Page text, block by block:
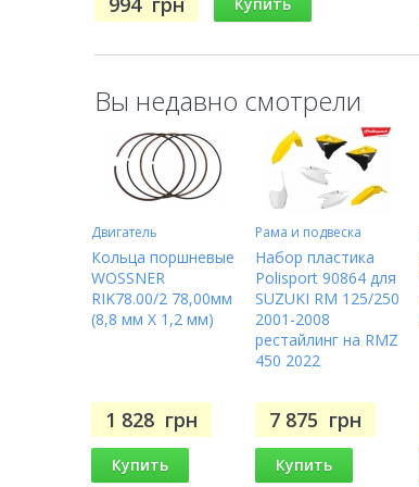
Вы недавно смотрели
Двигатель
Кольца поршневые
WOSSNER
RIK78.00/2 78,00мм
(8,8 мм X 1,2 мм)
1 828 грн
Купить
Рама и подвеска
Набор пластика
Polisport 90864 для
SUZUKI RM 125/250
2001-2008
рестайлинг на RMZ
450 2022
7 875 грн
Купить